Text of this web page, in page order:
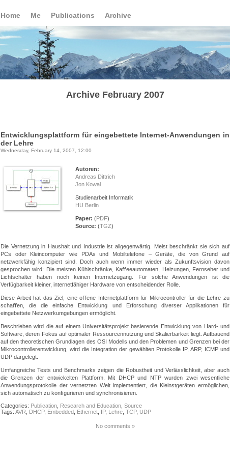
Home Me Publications Archive
Archive February 2007
Entwicklungsplattform für eingebettete Internet-Anwendungen in
der Lehre
Wednesday, February 14, 2007, 12:00
Autoren:
Andreas Dittrich
Jon Kowal
Studienarbeit Informatik
HU Berlin
Paper: (PDF)
Source: (TGZ)
Die Vernetzung in Haushalt und Industrie ist allgegenwärtig. Meist beschränkt sie sich auf
PCs oder Kleincomputer wie PDAs und Mobiltelefone – Geräte, die von Grund auf
netzwerkfähig konzipiert sind. Doch auch wenn immer wieder als Zukunftsvision davon
gesprochen wird: Die meisten Kühlschränke, Kaﬀeeautomaten, Heizungen, Fernseher und
Lichtschalter haben noch keinen Internetzugang. Für solche Anwendungen ist die
Verfügbarkeit kleiner, internetfähiger Hardware von entscheidender Rolle.
Diese Arbeit hat das Ziel, eine oﬀene Internetplattform für Mikrocontroller für die Lehre zu
schaﬀen, die die einfache Entwicklung und Erforschung diverser Applikationen für
eingebettete Netzwerkumgebungen ermöglicht.
Beschrieben wird die auf einem Universitätsprojekt basierende Entwicklung von Hard- und
Software, deren Fokus auf optimaler Ressourcennutzung und Skalierbarkeit liegt. Aufbauend
auf den theoretischen Grundlagen des OSI Modells und den Problemen und Grenzen bei der
Mikrocontrollerentwicklung, wird die Integration der gewählten Protokolle IP, ARP, ICMP und
UDP dargelegt.
Umfangreiche Tests und Benchmarks zeigen die Robustheit und Verlässlichkeit, aber auch
die Grenzen der entwickelten Plattform. Mit DHCP und NTP wurden zwei wesentliche
Anwendungsprotokolle der vernetzten Welt implementiert, die Kleinstgeräten ermöglichen,
sich automatisch zu konﬁgurieren und synchronisieren.
Categories: Publication Research and Education Source
Tags: AVR DHCP, Embedded Ethernet IP, Lehre TCP, UDP
No comments »